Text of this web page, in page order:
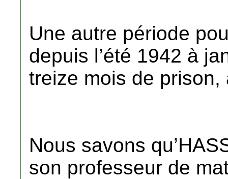
Une autre période
depuis l’été 1942 à
treize mois de
Nous savons
son professeur de